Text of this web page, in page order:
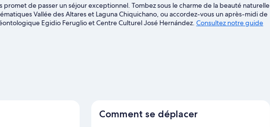
promet de passer un séjour exceptionnel. Tombez sous le charme de la beauté naturelle
Vallée des Altares et Laguna Chiquichano, ou accordez-vous un après-midi de
Egidio Feruglio et Centre Culturel José Hernández. Consultez notre guide
Comment se déplacer